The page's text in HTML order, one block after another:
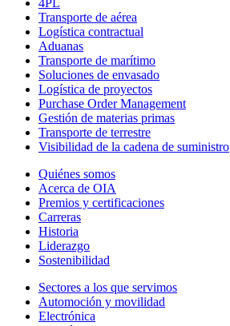
4PL
Transporte de aérea
Logística contractual
Aduanas
Transporte de marítimo
Soluciones de envasado
Logística de proyectos
Purchase Order Management
Gestión de materias primas
Transporte de terrestre
Visibilidad de la cadena de suministro
Quiénes somos
Acerca de OIA
Premios y certificaciones
Carreras
Historia
Liderazgo
Sostenibilidad
Sectores a los que servimos
Automoción y movilidad
Electrónica